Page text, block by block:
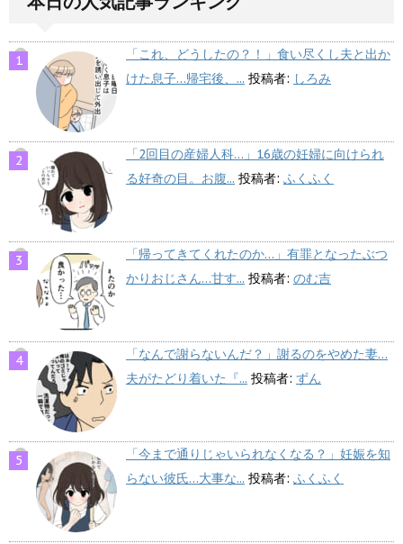
「これ、どうしたの？！」食い尽くし夫と出か
けた息子…帰宅後、... 投稿者: しろみ
「2回目の産婦人科…」16歳の妊婦に向けられ
る好奇の目。お腹... 投稿者: ふくふく
「帰ってきてくれたのか…」有罪となったぶつ
かりおじさん…甘す... 投稿者: のむ吉
「なんで謝らないんだ？」謝るのをやめた妻…
夫がたどり着いた『... 投稿者: ずん
「今まで通りじゃいられなくなる？」妊娠を知
らない彼氏…大事な... 投稿者: ふくふく